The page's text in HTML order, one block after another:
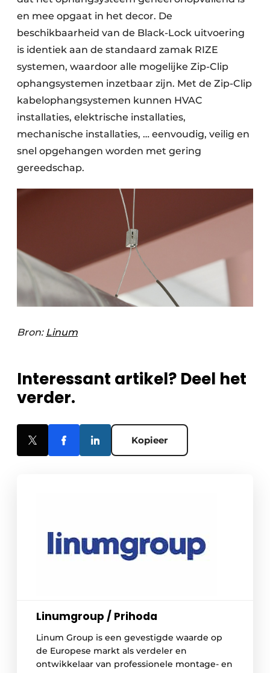
en mee opgaat in het decor. De
beschikbaarheid van de Black-Lock uitvoering
is identiek aan de standaard zamak RIZE
systemen, waardoor alle mogelijke Zip-Clip
ophangsystemen inzetbaar zijn. Met de Zip-Clip
kabelophangsystemen kunnen HVAC
installaties, elektrische installaties,
mechanische installaties, … eenvoudig, veilig en
snel opgehangen worden met gering
gereedschap.
Bron: Linum
Interessant artikel? Deel het
verder.
Kopieer
Linumgroup / Prihoda
Linum Group is een gevestigde waarde op
de Europese markt als verdeler en
ontwikkelaar van professionele montage- en